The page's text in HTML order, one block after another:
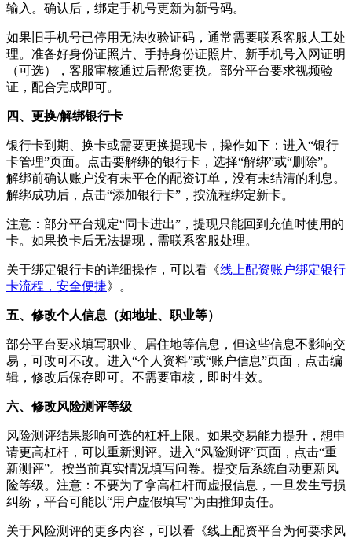
输入。确认后，绑定手机号更新为新号码。
如果旧手机号已停用无法收验证码，通常需要联系客服人工处
理。准备好身份证照片、手持身份证照片、新手机号入网证明
（可选），客服审核通过后帮您更换。部分平台要求视频验
证，配合完成即可。
四、更换/解绑银行卡
银行卡到期、换卡或需要更换提现卡，操作如下：进入“银行
卡管理”页面。点击要解绑的银行卡，选择“解绑”或“删除”。
解绑前确认账户没有未平仓的配资订单，没有未结清的利息。
解绑成功后，点击“添加银行卡”，按流程绑定新卡。
注意：部分平台规定“同卡进出”，提现只能回到充值时使用的
卡。如果换卡后无法提现，需联系客服处理。
关于绑定银行卡的详细操作，可以看《线上配资账户绑定银行
卡流程，安全便捷》。
五、修改个人信息（如地址、职业等）
部分平台要求填写职业、居住地等信息，但这些信息不影响交
易，可改可不改。进入“个人资料”或“账户信息”页面，点击编
辑，修改后保存即可。不需要审核，即时生效。
六、修改风险测评等级
风险测评结果影响可选的杠杆上限。如果交易能力提升，想申
请更高杠杆，可以重新测评。进入“风险测评”页面，点击“重
新测评”。按当前真实情况填写问卷。提交后系统自动更新风
险等级。注意：不要为了拿高杠杆而虚报信息，一旦发生亏损
纠纷，平台可能以“用户虚假填写”为由推卸责任。
关于风险测评的更多内容，可以看《线上配资平台为何要求风